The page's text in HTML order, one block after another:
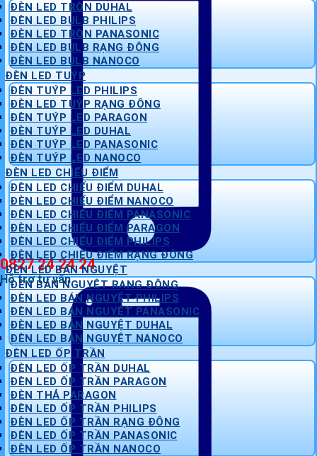
0827 24 24 24
Hỗ trợ tư vấn
ĐÈN LED TRÒN DUHAL
ĐÈN LED BULB PHILIPS
ĐÈN LED TRÒN PANASONIC
ĐÈN LED BULB RẠNG ĐÔNG
ĐÈN LED BULB NANOCO
ĐÈN LED TUÝP
ĐÈN TUÝP LED PHILIPS
ĐÈN LED TUÝP RẠNG ĐÔNG
ĐÈN TUÝP LED PARAGON
ĐÈN TUÝP LED DUHAL
ĐÈN TUÝP LED PANASONIC
ĐÈN TUÝP LED NANOCO
ĐÈN LED CHIẾU ĐIỂM
ĐÈN LED CHIẾU ĐIỂM DUHAL
ĐÈN LED CHIẾU ĐIỂM NANOCO
ĐÈN LED CHIẾU ĐIỂM PANASONIC
ĐÈN LED CHIẾU ĐIỂM PARAGON
ĐÈN LED CHIẾU ĐIỂM PHILIPS
ĐÈN LED CHIẾU ĐIỂM RẠNG ĐÔNG
ĐÈN LED BÁN NGUYỆT
ĐÈN BÁN NGUYỆT RẠNG ĐÔNG
ĐÈN LED BÁN NGUYỆT PHILIPS
ĐÈN LED BÁN NGUYỆT PANASONIC
ĐÈN LED BÁN NGUYỆT DUHAL
ĐÈN LED BÁN NGUYỆT NANOCO
ĐÈN LED ỐP TRẦN
ĐÈN LED ỐP TRẦN DUHAL
ĐÈN LED ỐP TRẦN PARAGON
ĐÈN THẢ PARAGON
ĐÈN LED ỐP TRẦN PHILIPS
ĐÈN LED ỐP TRẦN RẠNG ĐÔNG
ĐÈN LED ỐP TRẦN PANASONIC
ĐÈN LED ỐP TRẦN NANOCO